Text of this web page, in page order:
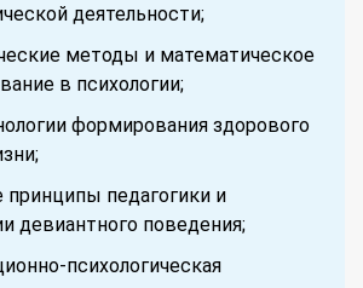
деятельности;
методы и математическое
в психологии;
формирования здорового
педагогики и
девиантного поведения;
психологическая